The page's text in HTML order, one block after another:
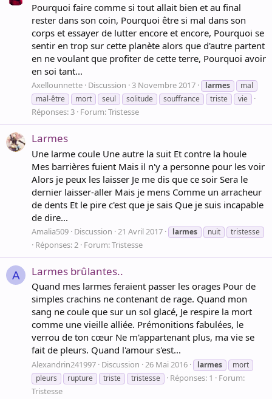
Pourquoi faire comme si tout allait bien et au final
rester dans son coin, Pourquoi être si mal dans son
corps et essayer de lutter encore et encore, Pourquoi se
sentir en trop sur cette planète alors que d'autre partent
en ne voulant que profiter de cette terre, Pourquoi avoir
en soi tant...
Axellounnette Discussion 3 Novembre 2017 larmes
mal
mal-être
mort seul solitude souffrance triste vie
Réponses: 3 Forum:Tristesse
Larmes
Une larme coule Une autre la suit Et contre la houle
Mes barrières fuient Mais il n'y a personne pour les voir
Alors je peux les laisser Je me dis que ce soir Sera le
dernier laisser-aller Mais je mens Comme un arracheur
de dents Et le pire c'est que je sais Que je suis incapable
de dire...
Amalia509 Discussion 21 Avril 2017 larmes nuit tristesse
Réponses: 2 Forum:Tristesse
A Larmes brûlantes..
Quand mes larmes feraient passer les orages Pour de
simples crachins ne contenant de rage. Quand mon
sang ne coule que sur un sol glacé, Je respire la mort
comme une vieille alliée. Prémonitions fabulées, le
verrou de ton cœur Ne m'appartenant plus, ma vie se
fait de pleurs. Quand l'amour s'est...
Alexandrin241997 Discussion 26 Mai 2016 larmes
mort
pleurs
rupture triste tristesse Réponses: 1
Forum:
Tristesse